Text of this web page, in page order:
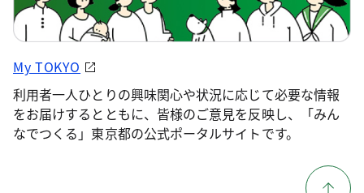
My TOKYO
利用者一人ひとりの興味関心や状況に応じて必要な情報
をお届けするとともに、皆様のご意見を反映し、「みん
なでつくる」東京都の公式ポータルサイトです。